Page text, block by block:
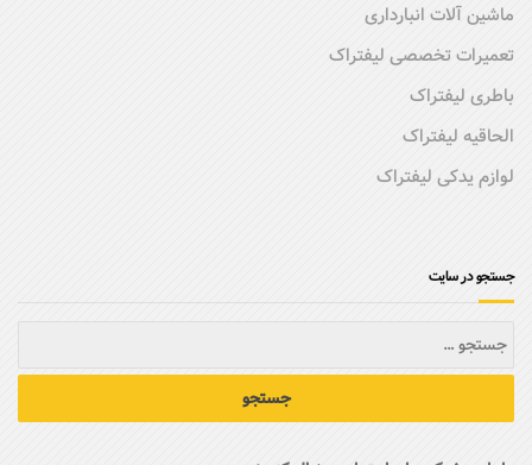
ماشین آلات انبارداری
تعمیرات تخصصی لیفتراک
باطری لیفتراک
الحاقیه لیفتراک
لوازم یدکی لیفتراک
جستجو در سایت